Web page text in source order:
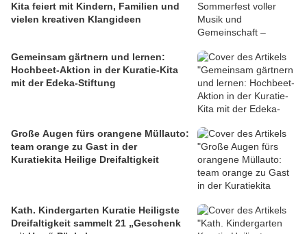
Kita feiert mit Kindern, Familien und
vielen kreativen Klangideen
Gemeinsam gärtnern und lernen:
Hochbeet-Aktion in der Kuratie-Kita
mit der Edeka-Stiftung
Große Augen fürs orangene Müllauto:
team orange zu Gast in der
Kuratiekita Heilige Dreifaltigkeit
Kath. Kindergarten Kuratie Heiligste
Dreifaltigkeit sammelt 21 „Geschenk